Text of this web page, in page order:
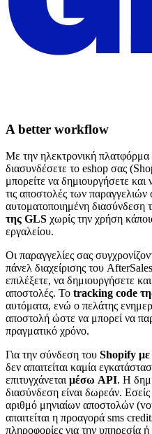
A better workflow
Με την ηλεκτρονική
διασυνδέσετε το eshop σας
μπορείτε να δημιουργήσετε
τις αποστολές των παραγγελιών
αυτοματοποιημένη διασύνδεση
της GLS χωρίς την χρήση
εργαλείου.
Οι παραγγελίες σας
πάνελ διαχείρισης του
επιλέξετε, να δημιουργήσετε και
αποστολές. Το tracking code
αυτόματα, ενώ ο πελάτης
αποστολή ώστε να μπορεί να
πραγματικό χρόνο.
Για την σύνδεση του Shopify με
δεν απαιτείται καμία
επιτυγχάνεται μέσω API. Η
διασύνδεση είναι δωρεάν.
αριθμό μηνιαίων αποστολών
απαιτείται η προαγορά sms
πληροφορίες για την υπηρεσία